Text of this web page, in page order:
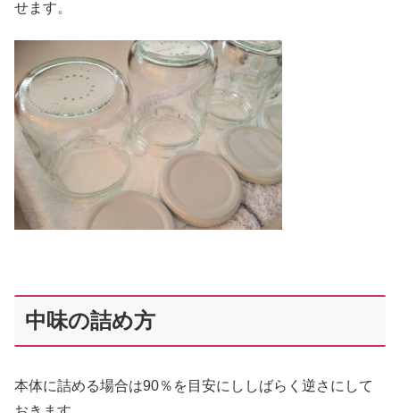
せます。
中味の詰め方
本体に詰める場合は90％を目安にししばらく逆さにして